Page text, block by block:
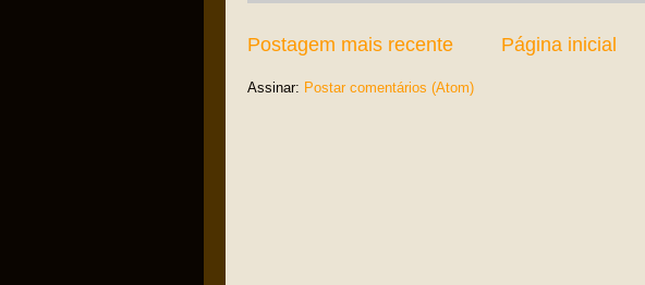
Postagem mais recente Página inicial
Assinar: Postar comentários (Atom)